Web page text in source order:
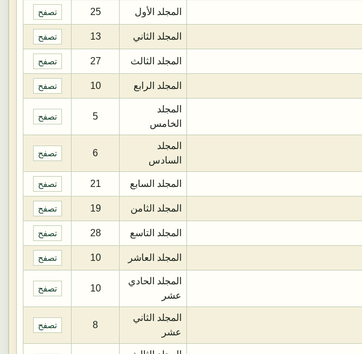
المجلد الأول 25 تصفح
المجلد الثاني 13 تصفح
المجلد الثالث 27 تصفح
المجلد الرابع 10 تصفح
المجلد
الخامس
5 تصفح
المجلد
السادس
6 تصفح
المجلد السابع 21 تصفح
المجلد الثامن 19 تصفح
المجلد التاسع 28 تصفح
المجلد العاشر 10 تصفح
المجلد الحادي
عشر
10 تصفح
المجلد الثاني
عشر
8 تصفح